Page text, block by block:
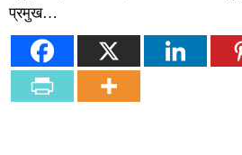
प्रमुख…